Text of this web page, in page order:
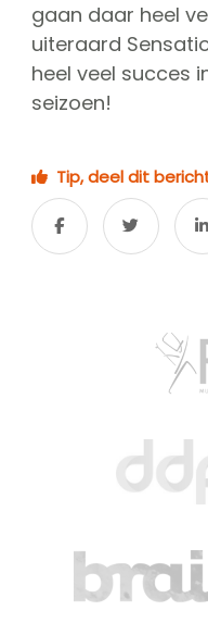
gaan daar heel
uiteraard
heel veel succes
seizoen!
Tip, deel dit